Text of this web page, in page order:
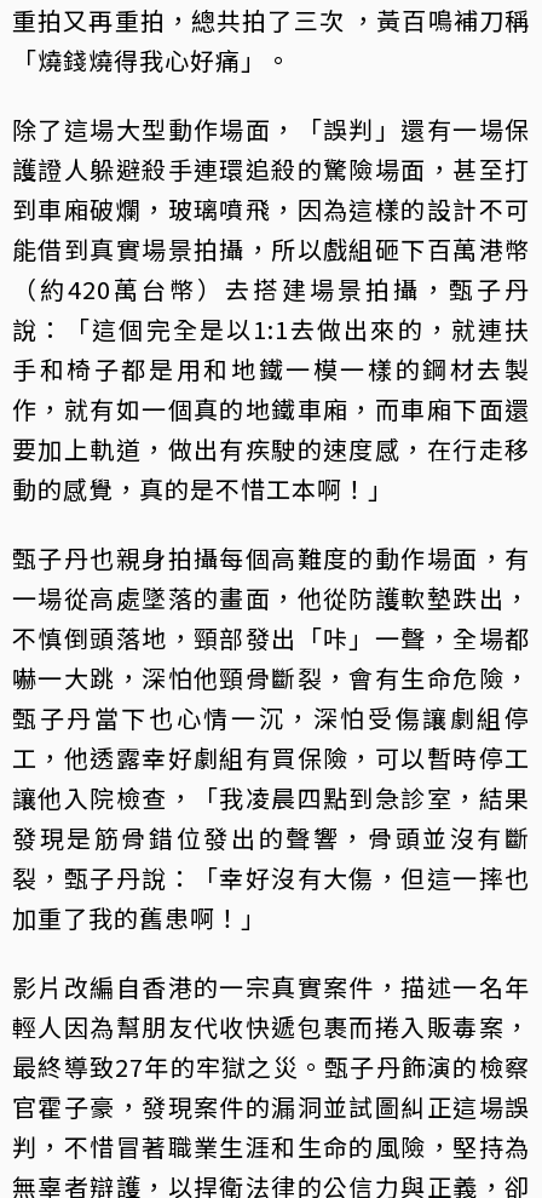
重拍又再重拍，總共拍了三次 ，黃百鳴補刀稱
「燒錢燒得我心好痛」。
除了這場大型動作場面，「誤判」還有一場保
護證人躲避殺手連環追殺的驚險場面，甚至打
到車廂破爛，玻璃噴飛，因為這樣的設計不可
能借到真實場景拍攝，所以戲組砸下百萬港幣
（約420萬台幣）去搭建場景拍攝，甄子丹
說：「這個完全是以1:1去做出來的，就連扶
手和椅子都是用和地鐵一模一樣的鋼材去製
作，就有如一個真的地鐵車廂，而車廂下面還
要加上軌道，做出有疾駛的速度感，在行走移
動的感覺，真的是不惜工本啊！」
甄子丹也親身拍攝每個高難度的動作場面，有
一場從高處墜落的畫面，他從防護軟墊跌出，
不慎倒頭落地，頸部發出「咔」一聲，全場都
嚇一大跳，深怕他頸骨斷裂，會有生命危險，
甄子丹當下也心情一沉，深怕受傷讓劇組停
工，他透露幸好劇組有買保險，可以暫時停工
讓他入院檢查，「我凌晨四點到急診室，結果
發現是筋骨錯位發出的聲響，骨頭並沒有斷
裂，甄子丹說：「幸好沒有大傷，但這一摔也
加重了我的舊患啊！」
影片改編自香港的一宗真實案件，描述一名年
輕人因為幫朋友代收快遞包裹而捲入販毒案，
最終導致27年的牢獄之災。甄子丹飾演的檢察
官霍子豪，發現案件的漏洞並試圖糾正這場誤
判，不惜冒著職業生涯和生命的風險，堅持為
無辜者辯護，以捍衛法律的公信力與正義，卻